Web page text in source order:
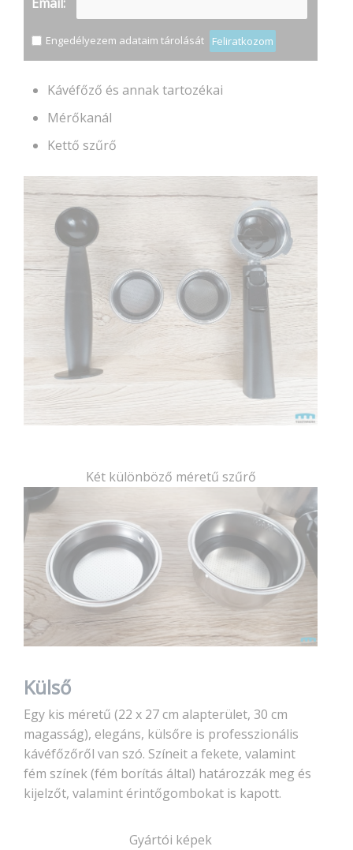
Engedélyezem adataim tárolását Feliratkozom
Kávéfőző és annak tartozékai
Mérőkanál
Kettő szűrő
Két különböző méretű szűrő
Külső
Egy kis méretű (22 x 27 cm alapterület, 30 cm
magasság), elegáns, külsőre is professzionális
kávéfőzőről van szó. Színeit a fekete, valamint
fém színek (fém borítás által) határozzák meg és
kijelzőt, valamint érintőgombokat is kapott.
Gyártói képek